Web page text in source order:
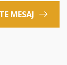
MESAJ